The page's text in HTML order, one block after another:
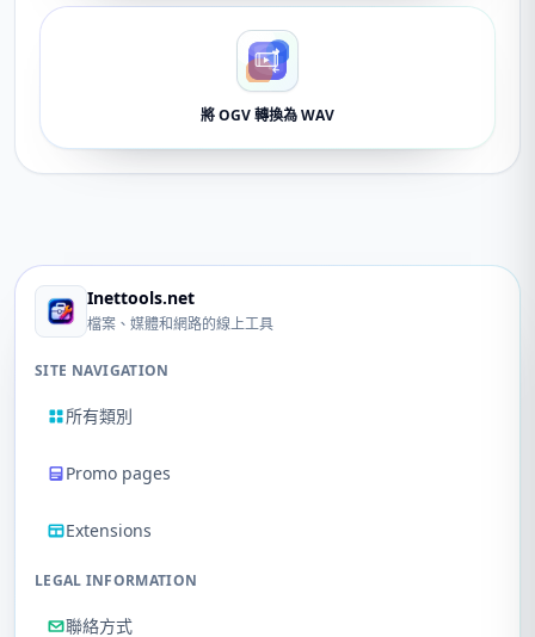
將 OGV 轉換為 WAV
Inettools.net
檔案、媒體和網路的線上工具
SITE NAVIGATION
所有類別
Promo pages
Extensions
LEGAL INFORMATION
聯絡方式